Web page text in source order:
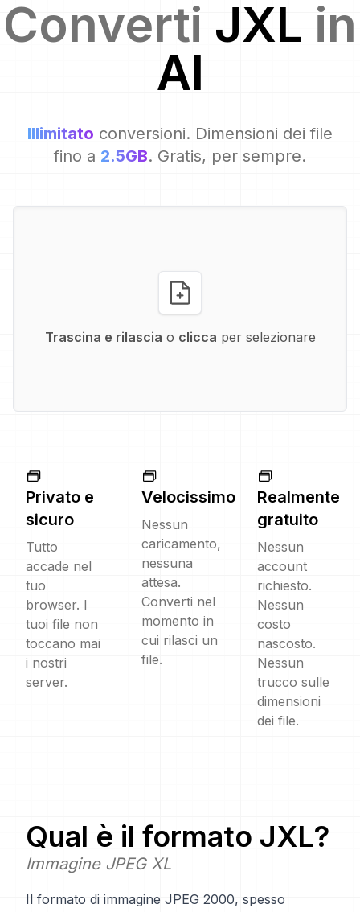
Converti JXL in
AI
Illimitato conversioni. Dimensioni dei file
fino a 2.5GB. Gratis, per sempre.
Trascina e rilascia o clicca per selezionare
Privato e
sicuro
Tutto
accade nel
tuo
browser. I
tuoi file non
toccano mai
i nostri
server.
Velocissimo
Nessun
caricamento,
nessuna
attesa.
Converti nel
momento in
cui rilasci un
file.
Realmente
gratuito
Nessun
account
richiesto.
Nessun
costo
nascosto.
Nessun
trucco sulle
dimensioni
dei file.
Qual è il formato JXL?
Immagine JPEG XL
Il formato di immagine JPEG 2000, spesso